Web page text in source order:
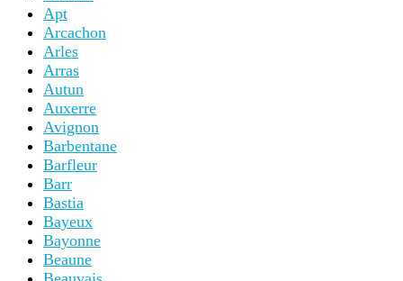
Apt
Arcachon
Arles
Arras
Autun
Auxerre
Avignon
Barbentane
Barfleur
Barr
Bastia
Bayeux
Bayonne
Beaune